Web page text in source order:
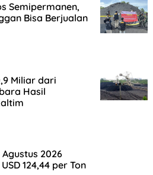
Semipermanen,
Bisa Berjualan
Miliar dari
Hasil
2026
124,44 per Ton